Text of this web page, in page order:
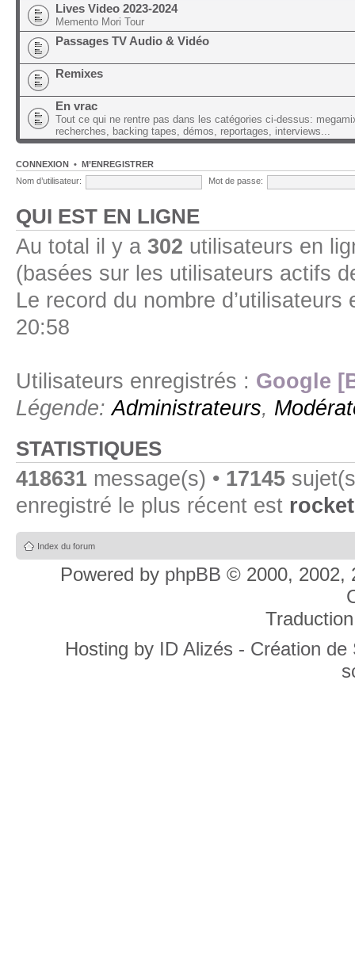
Lives Video 2023-2024
Memento Mori Tour
Passages TV Audio & Vidéo
Remixes
En vrac
Tout ce qui ne rentre pas dans les catégories ci-dessus:
recherches, backing tapes, démos, reportages, interviews...
CONNEXION • M’ENREGISTRER
Nom d’utilisateur:
Mot de passe:
QUI EST EN LIGNE
Au total il y a 302 utilisateurs en
(basées sur les utilisateurs actifs
Le record du nombre
20:58
Utilisateurs enregistrés : Google
Légende:Administrateurs,
STATISTIQUES
418631 message(s) • 17145
enregistré le plus récent est
Index du forum
Powered by phpBB © 2000, 2002,
Hosting by ID Alizés - Création